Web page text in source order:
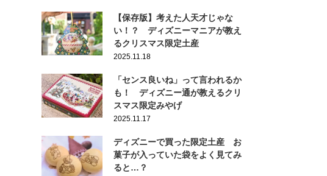
【保存版】考えた人天才じゃな
い！？ ディズニーマニアが教え
るクリスマス限定土産
2025.11.18
「センス良いね」って言われるか
も！ ディズニー通が教えるクリ
スマス限定みやげ
2025.11.17
ディズニーで買った限定土産 お
菓子が入っていた袋をよく見てみ
ると…？